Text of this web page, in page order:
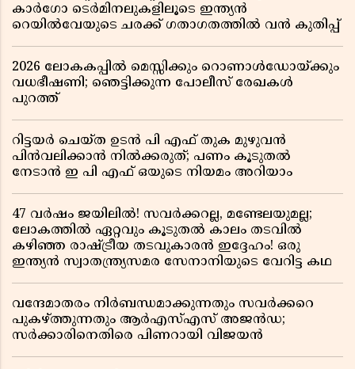
കാർഗോ ടെർമിനലുകളിലൂടെ ഇന്ത്യൻ
റെയിൽവേയുടെ ചരക്ക് ഗതാഗതത്തിൽ വൻ കുതിപ്പ്
2026 ലോകകപ്പിൽ മെസ്സിക്കും റൊണാൾഡോയ്ക്കും
വധഭീഷണി; ഞെട്ടിക്കുന്ന പോലീസ് രേഖകൾ
പുറത്ത്
റിട്ടയർ ചെയ്ത ഉടൻ പി എഫ് തുക മുഴുവൻ
പിൻവലിക്കാൻ നിൽക്കരുത്; പണം കൂടുതൽ
നേടാൻ ഇ പി എഫ് ഒയുടെ നിയമം അറിയാം
47 വർഷം ജയിലിൽ! സവർക്കറല്ല, മണ്ടേലയുമല്ല;
ലോകത്തിൽ ഏറ്റവും കൂടുതൽ കാലം തടവിൽ
കഴിഞ്ഞ രാഷ്ട്രീയ തടവുകാരൻ ഇദ്ദേഹം! ഒരു
ഇന്ത്യൻ സ്വാതന്ത്ര്യസമര സേനാനിയുടെ വേറിട്ട കഥ
വന്ദേമാതരം നിർബന്ധമാക്കുന്നതും സവർക്കറെ
പുകഴ്ത്തുന്നതും ആർഎസ്എസ് അജൻഡ;
സർക്കാരിനെതിരെ പിണറായി വിജയൻ